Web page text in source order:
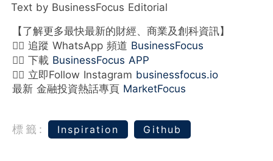
Text by BusinessFocus Editorial
【了解更多最快最新的財經、商業及創科資訊】
👉🏻 追蹤 WhatsApp 頻道 BusinessFocus
👉🏻 下載 BusinessFocus APP
👉🏻 立即Follow Instagram businessfocus.io
最新 金融投資熱話專頁 MarketFocus
標籤: Inspiration Github